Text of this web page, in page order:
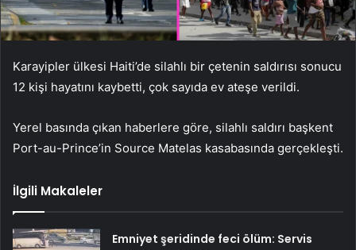
Karayipler ülkesi Haiti’de silahlı bir çetenin saldırısı sonucu
12 kişi hayatını kaybetti, çok sayıda ev ateşe verildi.
Yerel basında çıkan haberlere göre, silahlı saldırı başkent
Port-au-Prince’in Source Matelas kasabasında gerçekleşti.
İlgili Makaleler
Emniyet şeridinde feci ölüm: Servis